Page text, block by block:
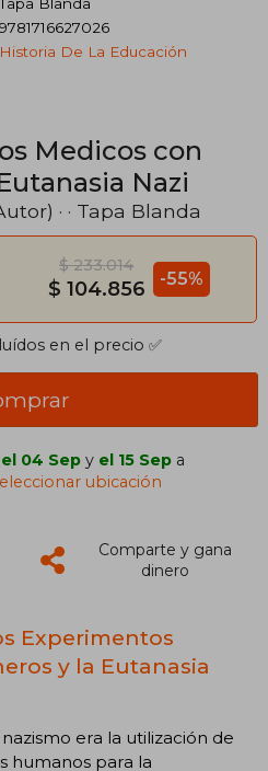
9781716627026
Historia De La Educación
Medicos con
Nazi
· · Tapa Blanda
$ 233.014
$ 104.856 -55%
en el precio ✅
el 04 Sep y el 15 Sep a
ubicación
Comparte y gana
dinero
Experimentos
y la Eutanasia
era la utilización de
humanos para la